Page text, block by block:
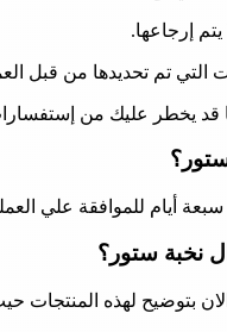
إرجاعها.
التي تم تحديدها من قبل
يخطر عليك من إستفسارات
أيام للموافقة علي
نخبة ستور؟
بتوضيح لهذه المنتجات